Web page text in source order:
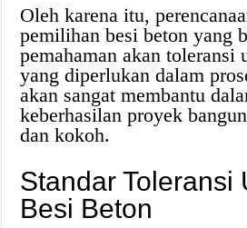
Oleh karena itu,
pemilihan besi beton yang
pemahaman akan toleransi
yang diperlukan dalam
akan sangat membantu
keberhasilan proyek
dan kokoh.
Standar Toleransi
Besi Beton